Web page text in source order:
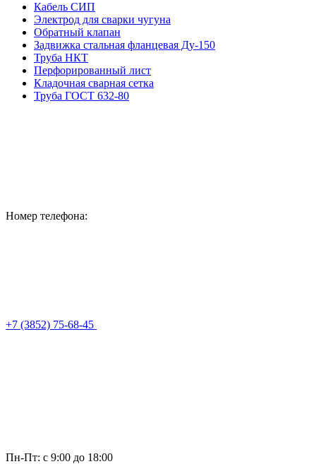
Кабель СИП
Электрод для сварки чугуна
Обратный клапан
Задвижка стальная фланцевая Ду-150
Труба НКТ
Перфорированный лист
Кладочная сварная сетка
Труба ГОСТ 632-80
Номер телефона:
+7 (3852) 75-68-45
Пн-Пт: с 9:00 до 18:00